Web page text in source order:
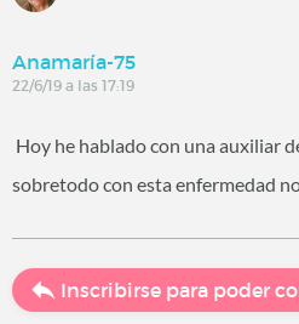
Anamaría-75
22/6/19 a las 17:19
Hoy he hablado con una auxiliar
sobretodo con esta enfermedad
Inscribirse para poder